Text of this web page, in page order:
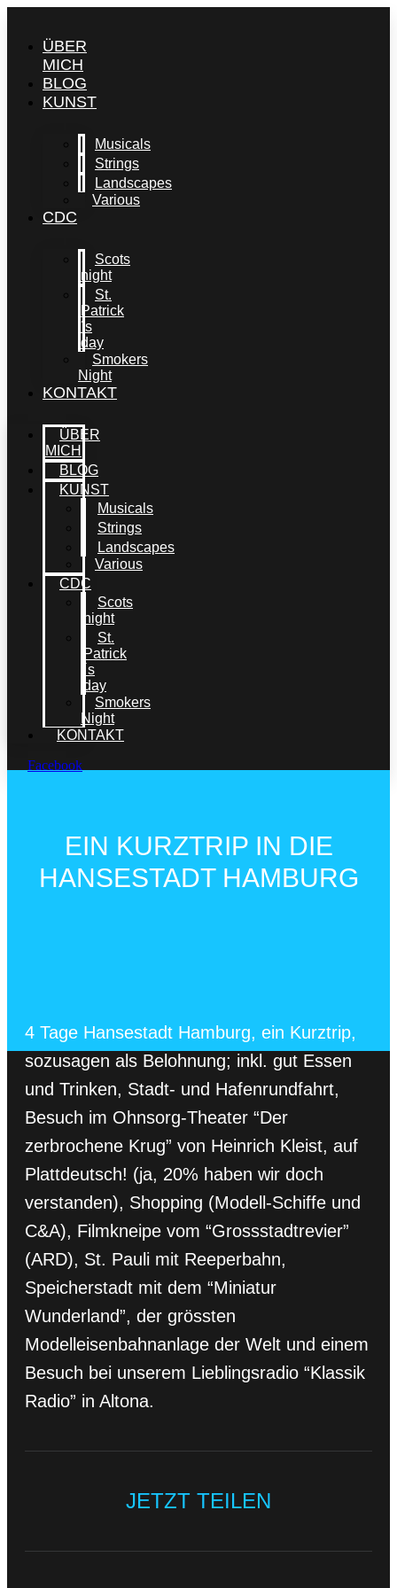
contentÜBER
MICH
BLOG
KUNST
Musicals
Strings
Landscapes
Various
CDC
Scots
night
St.
Patrick
´s
day
Smokers
Night
KONTAKT
ÜBER
MICH
BLOG
KUNST
Musicals
Strings
Landscapes
Various
CDC
Scots
night
St.
Patrick
´s
day
Smokers
Night
KONTAKT
Facebook
EIN KURZTRIP IN DIE
HANSESTADT HAMBURG
4 Tage Hansestadt Hamburg, ein Kurztrip,
sozusagen als Belohnung; inkl. gut Essen
und Trinken, Stadt- und Hafenrundfahrt,
Besuch im Ohnsorg-Theater “Der
zerbrochene Krug” von Heinrich Kleist, auf
Plattdeutsch! (ja, 20% haben wir doch
verstanden), Shopping (Modell-Schiffe und
C&A), Filmkneipe vom “Grossstadtrevier”
(ARD), St. Pauli mit Reeperbahn,
Speicherstadt mit dem “Miniatur
Wunderland”, der grössten
Modelleisenbahnanlage der Welt und einem
Besuch bei unserem Lieblingsradio “Klassik
Radio” in Altona.
JETZT TEILEN